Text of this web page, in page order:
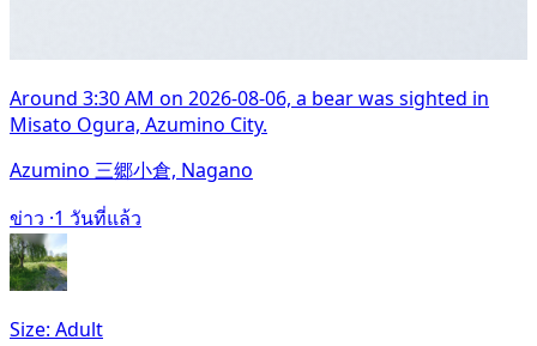
Around 3:30 AM on 2026-08-06, a bear was sighted in
Misato Ogura, Azumino City.
Azumino 三郷小倉, Nagano
ข่าว ·1 วันที่แล้ว
Size: Adult